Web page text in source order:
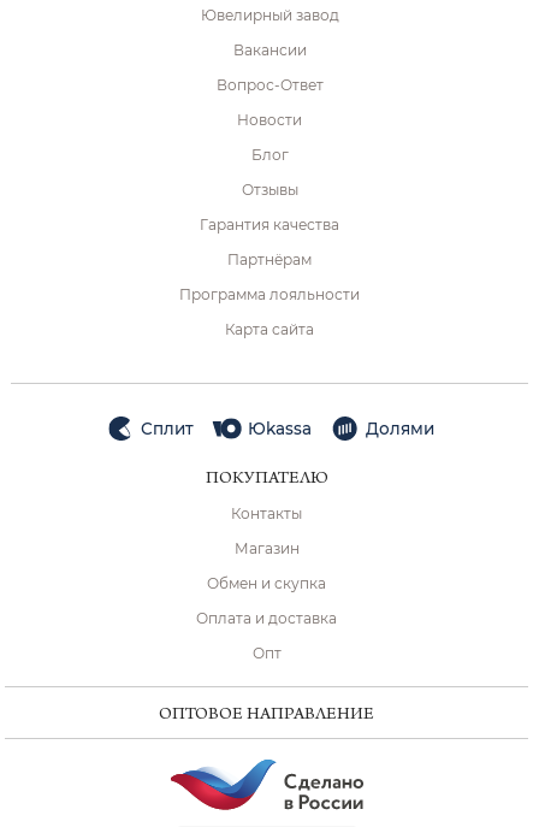
Ювелирный завод
Вакансии
Вопрос-Ответ
Новости
Блог
Отзывы
Гарантия качества
Партнёрам
Программа лояльности
Карта сайта
Сплит Юkassa Долями
ПОКУПАТЕЛЮ
Контакты
Магазин
Обмен и скупка
Оплата и доставка
Опт
ОПТОВОЕ НАПРАВЛЕНИЕ